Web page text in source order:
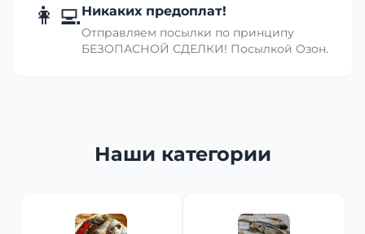
👩‍💻Никаких предоплат!
Отправляем посылки по принципу
БЕЗОПАСНОЙ СДЕЛКИ! Посылкой Озон.
Наши категории